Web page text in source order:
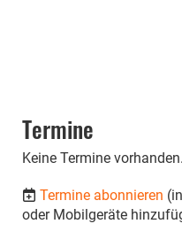
Termine
Keine Termine vorhanden.
Termine abonnieren
oder Mobilgeräte